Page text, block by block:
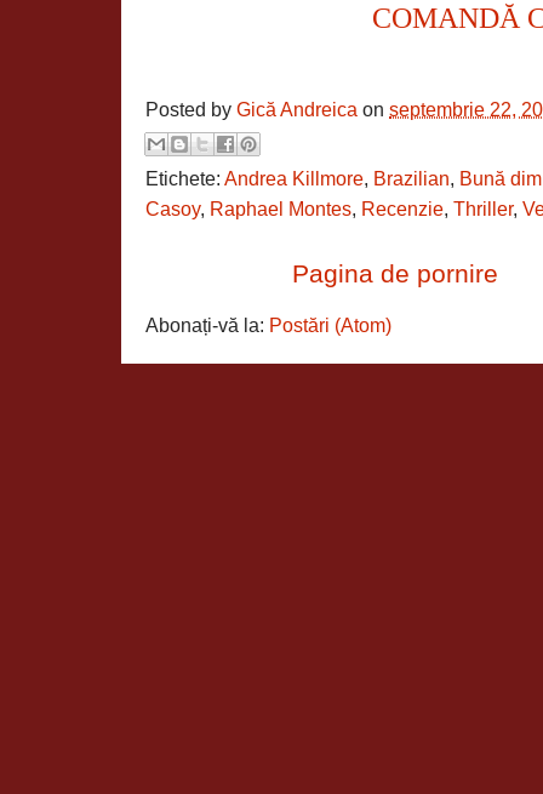
COMANDĂ
Posted by Gică Andreica on septembrie 22,
Etichete: Andrea Killmore, Brazilian, Bună
Casoy, Raphael Montes, Recenzie, Thriller,
Pagina de pornire
Abonați-vă la: Postări (Atom)